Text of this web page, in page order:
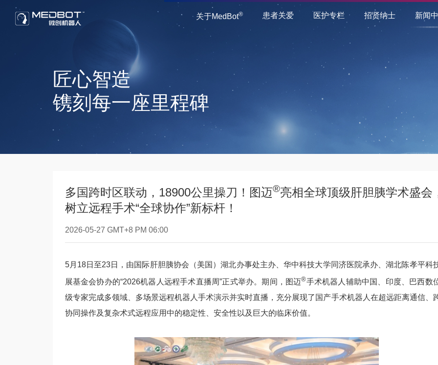
关于MedBot® 患者关爱 医护专栏 招贤纳士 新闻
匠心智造
镌刻每一座里程碑
多国跨时区联动，18900公里操刀！图迈®亮相全球顶级肝胆胰学术盛会
树立远程手术“全球协作”新标杆！
2026-05-27 GMT+8 PM 06:00
5月18日至23日，由国际肝胆胰协会（美国）湖北办事处主办、华中科技大学同济医院承办、湖北陈孝平科
展基金会协办的“2026机器人远程手术直播周”正式举办。期间，图迈®手术机器人辅助中国、印度、巴西数
级专家完成多领域、多场景远程机器人手术演示并实时直播，充分展现了国产手术机器人在超远距离通信、
协同操作及复杂术式远程应用中的稳定性、安全性以及巨大的临床价值。